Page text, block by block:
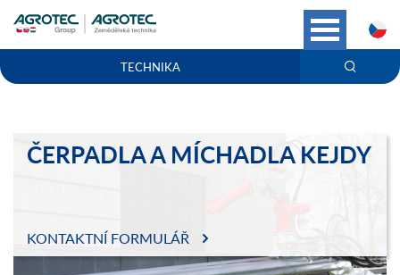
TECHNIKA
ČERPADLA A MÍCHADLA KEJDY
KONTAKTNÍ FORMULÁŘ